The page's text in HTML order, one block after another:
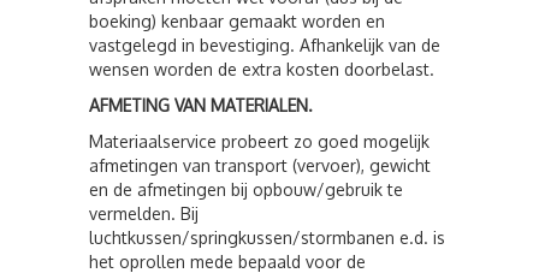
boeking) kenbaar gemaakt worden en
vastgelegd in bevestiging. Afhankelijk van de
wensen worden de extra kosten doorbelast.
AFMETING VAN MATERIALEN.
Materiaalservice probeert zo goed mogelijk
afmetingen van transport (vervoer), gewicht
en de afmetingen bij opbouw/gebruik te
vermelden. Bij
luchtkussen/springkussen/stormbanen e.d. is
het oprollen mede bepaald voor de